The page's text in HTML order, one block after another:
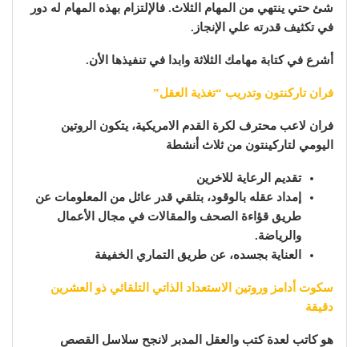
شئ حتي ينتهي من المهام الثلاث. فالإلتزام بهذه المهام له دور
في تكثيف قدرته علي الإنجاز.
أشرع في كتابة مهامك الثلاثة وابدا في تنفيذها الأن.
فران تاركنتون وتدريب “تغذية العقل”
فران لاعب محترف لكرة القدم الامريكية، يتكون الروتين
اليومي لتاركينتون من ثلاث أنشطة
تقديم الرعاية للاخرين
إمداد عقله بالوقود، بتلقي قدر عائل من المعلومات عن
طريق قؤاءة الصحف والمقالات في مجال الأعمال
والرياضة.
العناية بجسده، عن طريق التماري الخفيفة
سكوت أدامز وروتين الاستعداد الذاتي التلقائي ذو العشرين
دقيقة
هو كاتب لعدة كتب والعقل المدبر لانجح سلاسل القصص